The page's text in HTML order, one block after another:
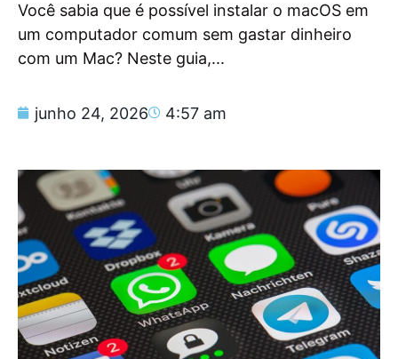
Você sabia que é possível instalar o macOS em
um computador comum sem gastar dinheiro
com um Mac? Neste guia,...
junho 24, 2026 4:57 am